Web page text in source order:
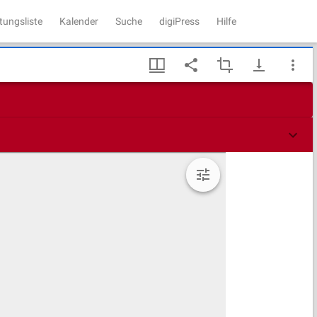
Kalender Suche digiPress Hilfe